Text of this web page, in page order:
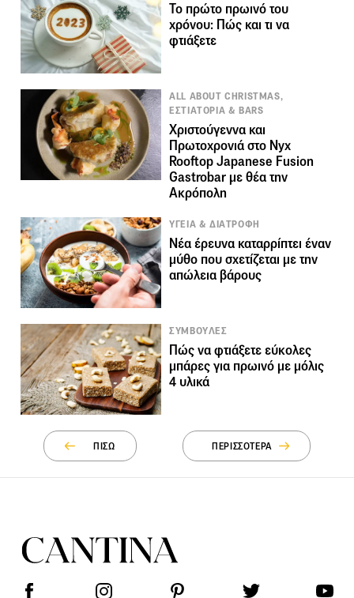
Το πρώτο πρωινό του
χρόνου: Πώς και τι να
φτιάξετε
ALL ABOUT CHRISTMAS,
ΕΣΤΙΑΤΟΡΙΑ & BARS
Χριστούγεννα και
Πρωτοχρονιά στο Nyx
Rooftop Japanese Fusion
Gastrobar με θέα την
Ακρόπολη
ΥΓΕΙΑ & ΔΙΑΤΡΟΦΗ
Νέα έρευνα καταρρίπτει έναν
μύθο που σχετίζεται με την
απώλεια βάρους
ΣΥΜΒΟΥΛΕΣ
Πώς να φτιάξετε εύκολες
μπάρες για πρωινό με μόλις
4 υλικά
ΠΙΣΩ ΠΕΡΙΣΣΟΤΕΡΑ